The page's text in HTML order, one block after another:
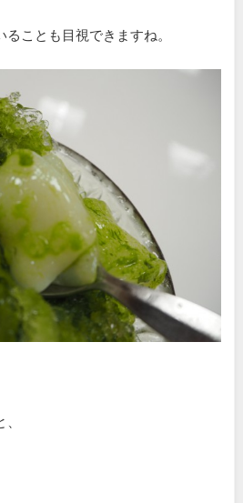
ことも目視できますね。